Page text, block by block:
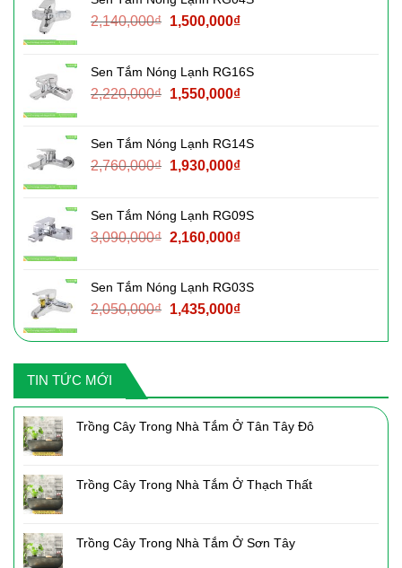
2,140,000₫ Giá
2,140,000₫.
1,500,000₫Giá
là:
1,500,000₫.
Sen Tắm Nóng Lạnh RG16S
2,220,000₫ Giá
2,220,000₫.
1,550,000₫Giá
là:
1,550,000₫.
Sen Tắm Nóng Lạnh RG14S
2,760,000₫ Giá
2,760,000₫.
1,930,000₫Giá
là:
1,930,000₫.
Sen Tắm Nóng Lạnh RG09S
3,090,000₫ Giá
3,090,000₫.
2,160,000₫Giá
là:
2,160,000₫.
Sen Tắm Nóng Lạnh RG03S
2,050,000₫ Giá
là:
1,435,000₫Giá
tại
TIN TỨC MỚI
Trồng Cây Trong Nhà Tắm Ở Tân Tây Đô
Trồng Cây Trong Nhà Tắm Ở Thạch Thất
Trồng Cây Trong Nhà Tắm Ở Sơn Tây